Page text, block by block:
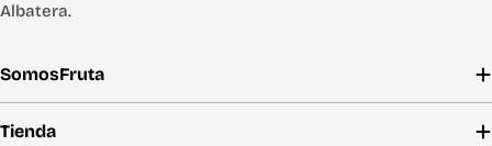
Albatera.
SomosFruta
Tienda